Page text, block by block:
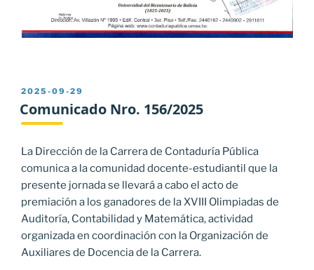
PUBLICADO
EL
2025-09-29
Comunicado Nro. 156/2025
La Dirección de la Carrera de Contaduría Pública
comunica a la comunidad docente-estudiantil que la
presente jornada se llevará a cabo el acto de
premiación a los ganadores de la XVIII Olimpiadas de
Auditoría, Contabilidad y Matemática, actividad
organizada en coordinación con la Organización de
Auxiliares de Docencia de la Carrera.